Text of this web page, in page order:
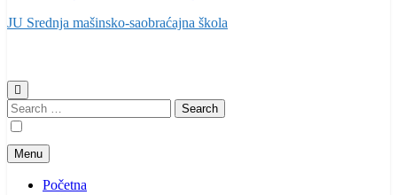
JU Srednja mašinsko-saobraćajna škola
Search
for:
Menu
Početna